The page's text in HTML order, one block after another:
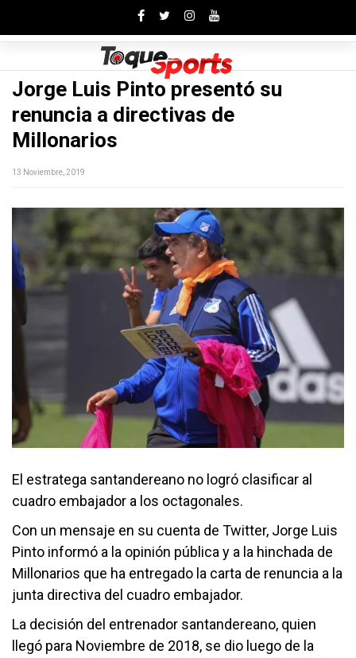
Jorge Luis Pinto presentó su
renuncia a directivas de
Millonarios
13 Noviembre, 2019
El estratega santandereano no logró clasificar al
cuadro embajador a los octagonales.
Con un mensaje en su cuenta de Twitter, Jorge Luis
Pinto informó a la opinión pública y a la hinchada de
Millonarios que ha entregado la carta de renuncia a la
junta directiva del cuadro embajador.
La decisión del entrenador santandereano, quien
llegó para Noviembre de 2018, se dio luego de la